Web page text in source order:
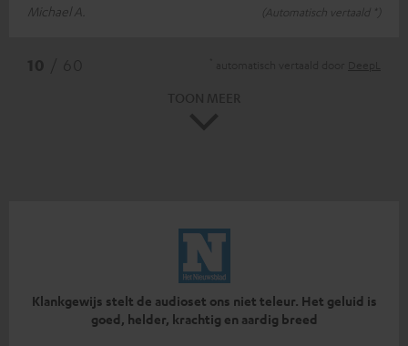
Michael A.
(Automatisch vertaald *)
Klankgewijs stelt de audioset ons niet teleur. Het geluid is
goed, helder, krachtig en aardig breed